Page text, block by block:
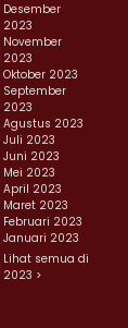
Desember
2023
November
2023
Oktober 2023
September
2023
Agustus 2023
Juli 2023
Juni 2023
Mei 2023
April 2023
Maret 2023
Februari 2023
Januari 2023
Lihat semua di
2023 >